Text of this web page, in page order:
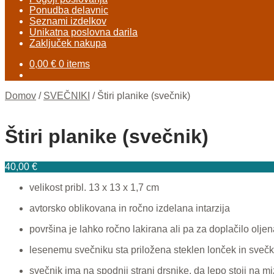
Ponudba delavnic
Seznami izdelkov
Unikatna poslovna darila
Zaključek nakupa
0,00 € 0 items
Domov / SVEČNIKI / Štiri planike (svečnik)
Štiri planike (svečnik)
40,00 €
velikost pribl. 13 x 13 x 1,7 cm
avtorsko oblikovana in ročno izdelana intarzija
površina je lahko ročno lakirana ali pa za doplačilo
lesenemu svečniku sta priložena steklen lonček in
svečnik ima na spodnji strani drsnike, da lepo stoji na